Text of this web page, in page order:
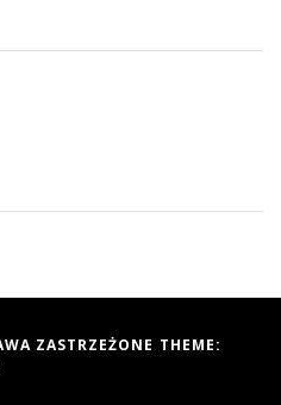
ZASTRZEŻONE THEME: